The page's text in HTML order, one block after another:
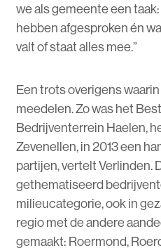
we als gemeente een
hebben afgesproken én
valt of staat alles mee.”
Een trots overigens
meedelen. Zo was het
Bedrijventerrein Haelen,
Zevenellen, in 2013 een
partijen, vertelt Verlinden.
gethematiseerd
milieucategorie, ook in
regio met de andere
gemaakt: Roermond,